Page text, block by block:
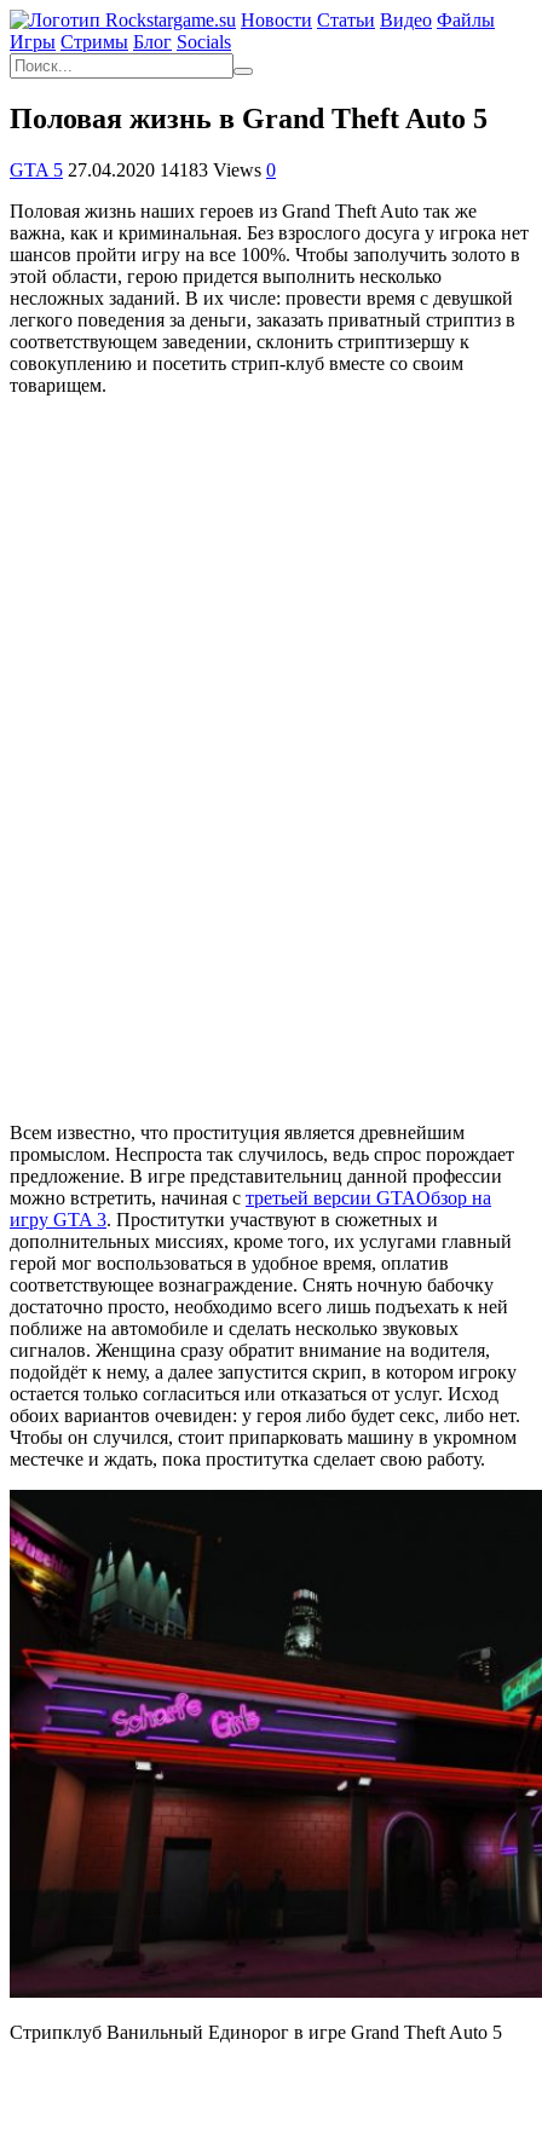
Новости Статьи Видео Файлы
Игры Cтримы Блог Socials
Половая жизнь в Grand Theft Auto 5
GTA 5 27.04.2020 14183 Views 0
Половая жизнь наших героев из Grand Theft Auto так же
важна, как и криминальная. Без взрослого досуга у игрока нет
шансов пройти игру на все 100%. Чтобы заполучить золото в
этой области, герою придется выполнить несколько
несложных заданий. В их числе: провести время с девушкой
легкого поведения за деньги, заказать приватный стриптиз в
соответствующем заведении, склонить стриптизершу к
совокуплению и посетить стрип-клуб вместе со своим
товарищем.
Всем известно, что проституция является древнейшим
промыслом. Неспроста так случилось, ведь спрос порождает
предложение. В игре представительниц данной профессии
можно встретить, начиная с третьей версии GTAОбзор на
игру GTA 3. Проститутки участвуют в сюжетных и
дополнительных миссиях, кроме того, их услугами главный
герой мог воспользоваться в удобное время, оплатив
соответствующее вознаграждение. Снять ночную бабочку
достаточно просто, необходимо всего лишь подъехать к ней
поближе на автомобиле и сделать несколько звуковых
сигналов. Женщина сразу обратит внимание на водителя,
подойдёт к нему, а далее запустится скрип, в котором игроку
остается только согласиться или отказаться от услуг. Исход
обоих вариантов очевиден: у героя либо будет секс, либо нет.
Чтобы он случился, стоит припарковать машину в укромном
местечке и ждать, пока проститутка сделает свою работу.
Стрипклуб Ванильный Единорог в игре Grand Theft Auto 5